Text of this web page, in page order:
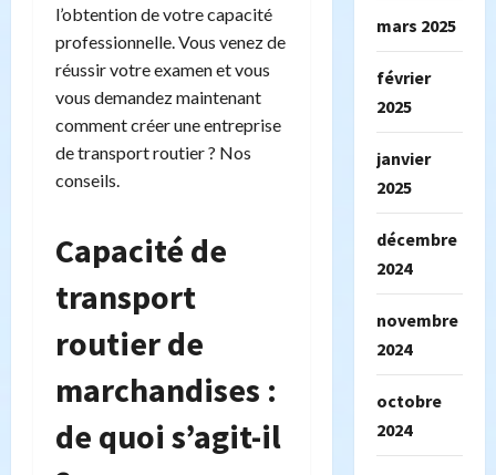
l’obtention de votre capacité
professionnelle. Vous venez de
réussir votre examen et vous
vous demandez maintenant
comment créer une entreprise
de transport routier ? Nos
conseils.
Capacité de
transport
routier de
marchandises :
de quoi s’agit-il
mars 2025
février
2025
janvier
2025
décembre
2024
novembre
2024
octobre
2024